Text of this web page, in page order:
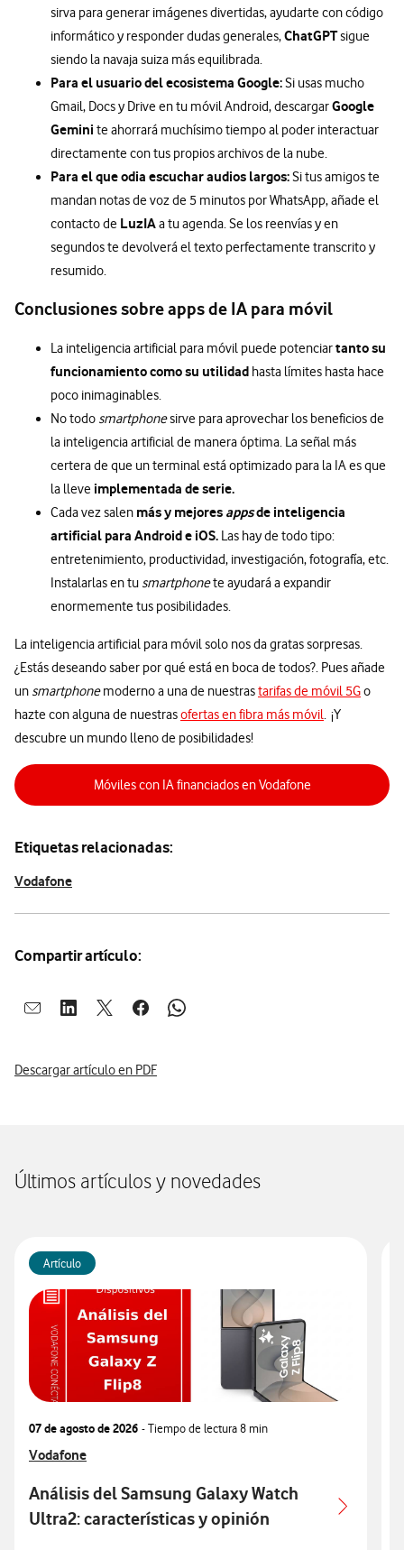
sirva para generar imágenes divertidas, ayudarte con código
informático y responder dudas generales,ChatGPTsigue
siendo la navaja suiza más equilibrada.
Para el usuario del ecosistema Google:Si usas mucho
Gmail, Docs y Drive en tu móvil Android, descargarGoogle
Gemini te ahorrará muchísimo tiempo al poder interactuar
directamente con tus propios archivos de la nube.
Para el que odia escuchar audios largos:Si tus amigos te
mandan notas de voz de 5 minutos por WhatsApp, añade el
contacto de LuzIAa tu agenda. Se los reenvías y en
segundos te devolverá el texto perfectamente transcrito y
resumido.
Conclusiones sobre apps de IA para móvil
La inteligencia artificial para móvil puede potenciartanto su
funcionamiento como su utilidad hasta límites hasta hace
poco inimaginables.
No todo smartphonesirve para aprovechar los beneficios de
la inteligencia artificial de manera óptima. La señal más
certera de que un terminal está optimizado para la IA es que
la lleve implementada de serie.
Cada vez salen más y mejores appsde inteligencia
artificial para Android e iOS. Las hay de todo tipo:
entretenimiento, productividad, investigación, fotografía, etc.
Instalarlas en tu smartphonete ayudará a expandir
enormemente tus posibilidades.
La inteligencia artificial para móvil solo nos da gratas sorpresas.
¿Estás deseando saber por qué está en boca de todos?. Pues añade
un smartphonemoderno a una de nuestrastarifas de móvil 5Go
hazte con alguna de nuestrasofertas en fibra más móvil. ¡Y
descubre un mundo lleno de posibilidades!
Móviles con IA financiados en Vodafone
Etiquetas relacionadas:
Vodafone
Compartir artículo:
Abrir ventana para compartir en mail
Abrir ventana para compartir en linkedin
Abrir ventana para compartir en twitter
Abrir ventana para compartir en facebook
Abrir ventana para compartir en
Descargar artículo en PDF
Últimos artículos y novedades
Artículo
07 de agosto de 2026 - Tiempo de lectura8 min
Ver más articulos relacionados con
Vodafone
Análisis del Samsung Galaxy Watch
Ultra2: características y opinión